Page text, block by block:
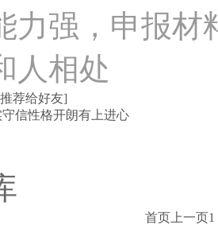
力强，申报
人相处
荐给好友]
信性格开朗有上进心
首页 上一页1